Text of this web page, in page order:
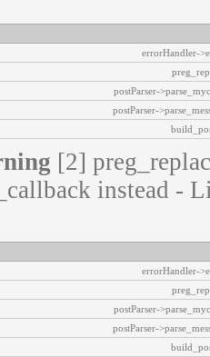
errorHandler-
postParser-
postParser-
[2]
instead -
errorHandler-
postParser-
postParser-